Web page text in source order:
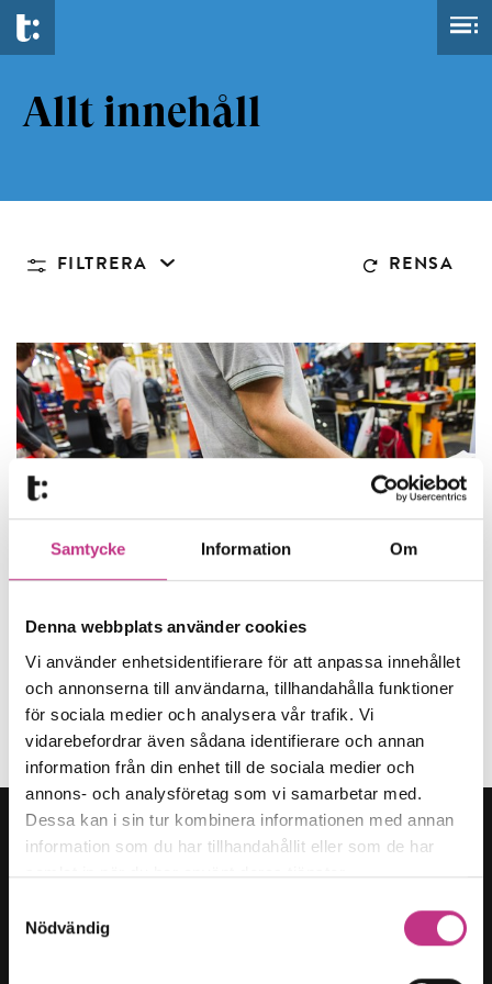
Samtycke Information Om
Denna webbplats använder cookies
Vi använder enhetsidentifierare för att anpassa innehållet
och annonserna till användarna, tillhandahålla funktioner
för sociala medier och analysera vår trafik. Vi
vidarebefordrar även sådana identifierare och annan
information från din enhet till de sociala medier och
annons- och analysföretag som vi samarbetar med.
Dessa kan i sin tur kombinera informationen med annan
information som du har tillhandahållit eller som de har
samlat in när du har använt deras tjänster.
Nödvändig
Allt innehåll
FILTRERA RENSA
Så påverkar Tidöavtalet industriföretagen
6 MIN LÄSTID : 26 OKT 2022
SAMHÄLLSUTVECKLING
Kategorier